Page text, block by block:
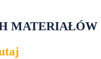
MATERIAŁÓW